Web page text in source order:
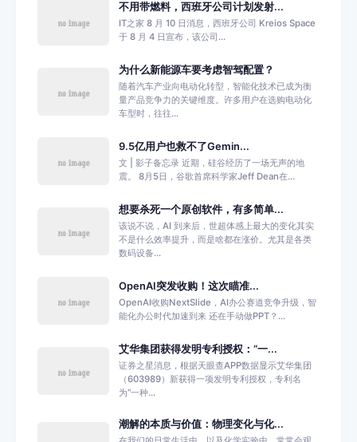
不用带燃料，西班牙公司计划发射...
IT之家 8 月 10 日消息，西班牙公司 Kreios Space
于 8 月 4 日宣布，该公司...
为什么新能源车要考虑智驾配置？
随着汽车产业向电动化转型，智能化技术已成为衡
量产品竞争力的关键维度。许多用户在选购电动化
车型时，往往...
9.5亿用户也救不了Gemin...
文 | 影子备忘录 近期，硅谷经历了一场无声的地
震。 8月5日，谷歌首席科学家Jeff Dean在...
想要杀死一个原创软件，有多简单...
该说不说，AI 到来后，世超体感上最大的变化其实
不是什么效率提升，而是啥都在涨价。尤其是各类
数码设备...
OpenAI突发收购！这次瞄准...
OpenAI收购NextSlide，AI办公赛道竞争升级，智
能化办公时代加速到来 还在手动做PPT？...
艾华集团获得发明专利授权：“一...
证券之星消息，根据天眼查APP数据显示艾华集团
（603989）新获得一项发明专利授权，专利名
为“一种...
潮解的本质与价值：物理变化与化...